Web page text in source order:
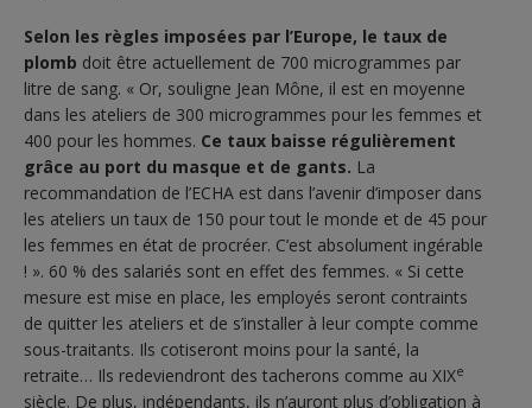
Selon les règles imposées par l’Europe, le taux de
plomb doit être actuellement de 700 microgrammes par
litre de sang. « Or, souligne Jean Mône, il est en moyenne
dans les ateliers de 300 microgrammes pour les femmes et
400 pour les hommes. Ce taux baisse régulièrement
grâce au port du masque et de gants. La
recommandation de l’ECHA est dans l’avenir d’imposer dans
les ateliers un taux de 150 pour tout le monde et de 45 pour
les femmes en état de procréer. C’est absolument ingérable
! ». 60 % des salariés sont en effet des femmes. « Si cette
mesure est mise en place, les employés seront contraints
de quitter les ateliers et de s’installer à leur compte comme
sous-traitants. Ils cotiseront moins pour la santé, la
retraite… Ils redeviendront des tacherons comme au XIXe
siècle. De plus, indépendants, ils n’auront plus d’obligation à